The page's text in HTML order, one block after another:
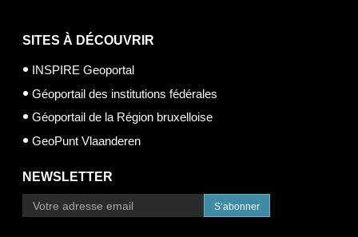
SITES À DÉCOUVRIR
INSPIRE Geoportal
Géoportail des institutions fédérales
Géoportail de la Région bruxelloise
GeoPunt Vlaanderen
NEWSLETTER
S’abonner